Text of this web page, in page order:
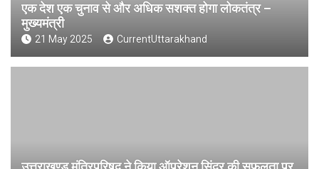
एक देश एक चुनाव से और अधिक सशक्त होगा लोकतंत्र –
मुख्यमंत्री
21 May 2025 CurrentUttarakhand